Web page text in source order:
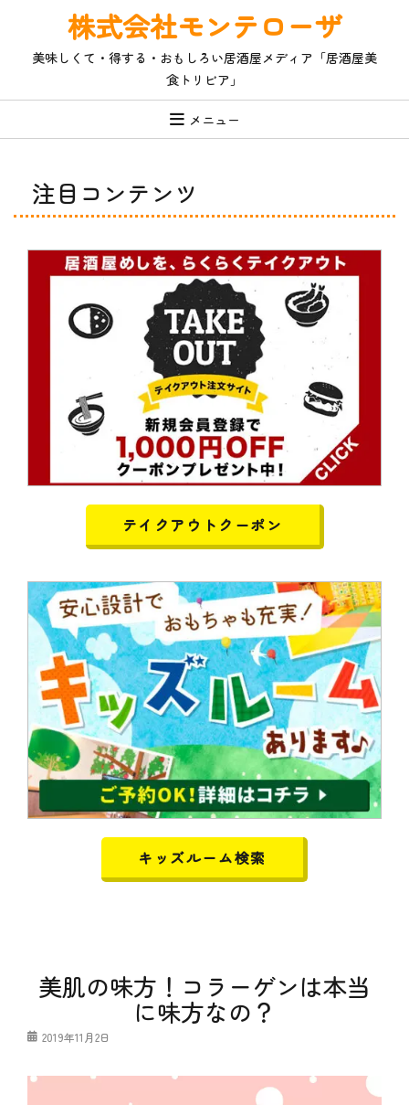
へ
キ
株式会社モンテローザ
美味しくて・得する・おもしろい居酒屋メディア「居酒屋美
食トリビア」
メニュー
注目コンテンツ
テイクアウトクーポン
キッズルーム検索
美肌の味方！コラーゲンは本当
に味方なの？
投 2019年11月2日